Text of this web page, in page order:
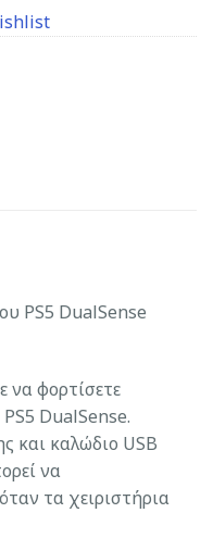
PS5 DualSense
να φορτίσετε
DualSense.
και καλώδιο USB
να
τα χειριστήρια